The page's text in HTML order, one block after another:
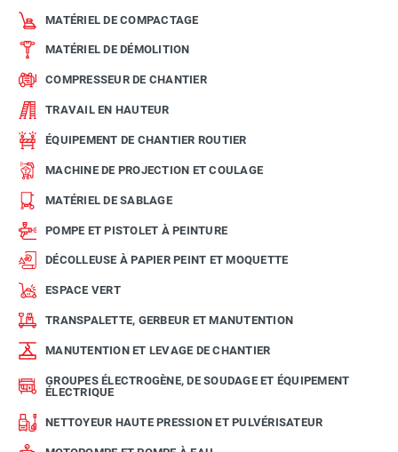
MATÉRIEL DE COMPACTAGE
MATÉRIEL DE DÉMOLITION
COMPRESSEUR DE CHANTIER
TRAVAIL EN HAUTEUR
ÉQUIPEMENT DE CHANTIER ROUTIER
MACHINE DE PROJECTION ET COULAGE
MATÉRIEL DE SABLAGE
POMPE ET PISTOLET À PEINTURE
DÉCOLLEUSE À PAPIER PEINT ET MOQUETTE
ESPACE VERT
TRANSPALETTE, GERBEUR ET MANUTENTION
MANUTENTION ET LEVAGE DE CHANTIER
GROUPES ÉLECTROGÈNE, DE SOUDAGE ET ÉQUIPEMENT
ÉLECTRIQUE
NETTOYEUR HAUTE PRESSION ET PULVÉRISATEUR